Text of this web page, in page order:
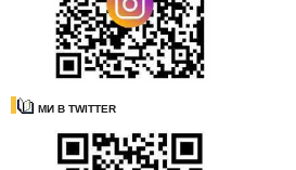
МИ В TWITTER